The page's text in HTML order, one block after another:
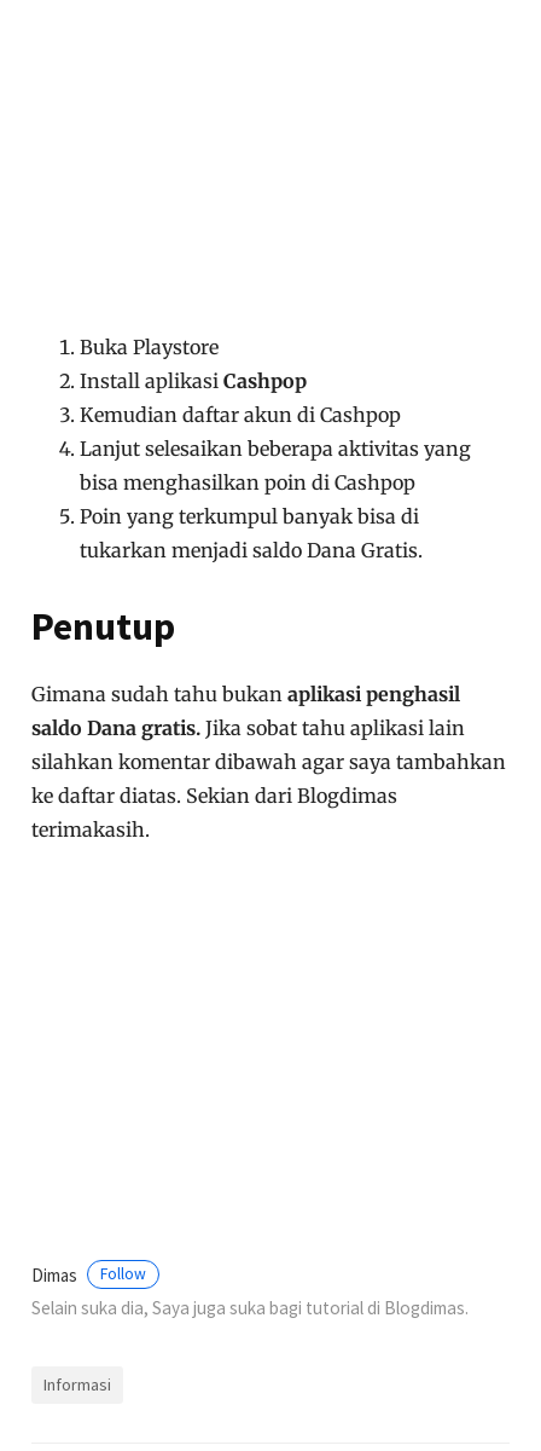
Buka Playstore
Install aplikasiCashpop
Kemudian daftar akun di Cashpop
Lanjut selesaikan beberapa aktivitas yang
bisa menghasilkan poin di Cashpop
Poin yang terkumpul banyak bisa di
tukarkan menjadi saldo Dana Gratis.
Penutup
Gimana sudah tahu bukanaplikasi penghasil
saldo Dana gratis. Jika sobat tahu aplikasi lain
silahkan komentar dibawah agar saya tambahkan
ke daftar diatas. Sekian dari Blogdimas
terimakasih.
Dimas Follow
Selain suka dia, Saya juga suka bagi tutorial di Blogdimas.
Informasi